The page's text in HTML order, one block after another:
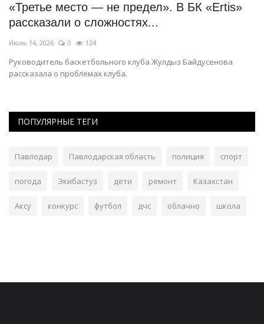
«Третье место — не предел». В БК «Ertis»
рассказали о сложностях...
Июль 14, 2026 0 124
Руководитель баскетбольного клуба Жулдыз Байдусенова
рассказала о проблемах клуба.
ПОПУЛЯРНЫЕ ТЕГИ
Павлодар Павлодарская область полиция спорт
погода Экибастуз дети ремонт Казахстан
Аксу конкурс футбол дчс облачно школа